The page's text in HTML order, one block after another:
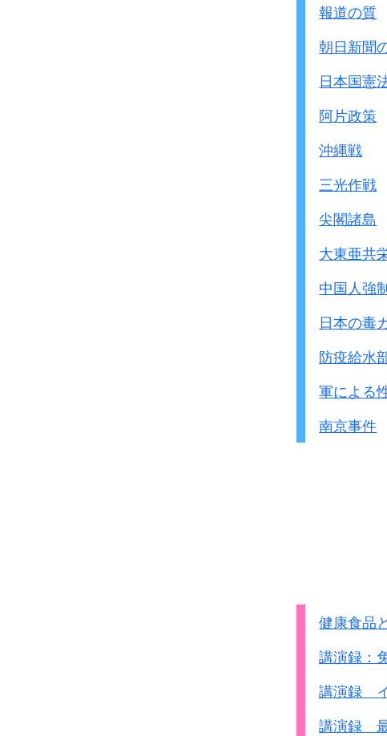
報道の質
朝日新聞
日本国憲
阿片政策
沖縄戦
三光作戦
尖閣諸島
大東亜共
中国人強
日本の毒
防疫給水
軍による
南京事件
健康食品
講演録：
講演録
講演録